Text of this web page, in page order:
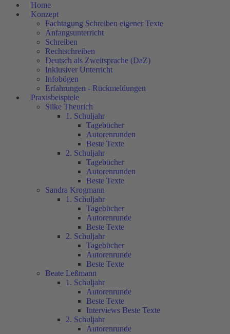
Home
Konzept
Fachtagung Schreiben eigener Texte
Anfangsunterricht
Schreiben
Rechtschreiben
Deutsch als Zweitsprache (DaZ)
Inklusiver Unterricht
Infobögen
Erfahrungen - Rückmeldungen
Praxisbeispiele
Silke Theurich
1. Schuljahr
Tagebücher
Autorenrunden
Beste Texte
2. Schuljahr
Tagebücher
Autorenrunden
Beste Texte
Sandra Krogmann
1. Schuljahr
Tagebücher
Autorenrunde
Beste Texte
2. Schuljahr
Tagebücher
Autorenrunde
Beste Texte
Beate Leßmann
1. Schuljahr
Autorenrunde
Beste Texte
Interviews Beste Texte
2. Schuljahr
Autorenrunde